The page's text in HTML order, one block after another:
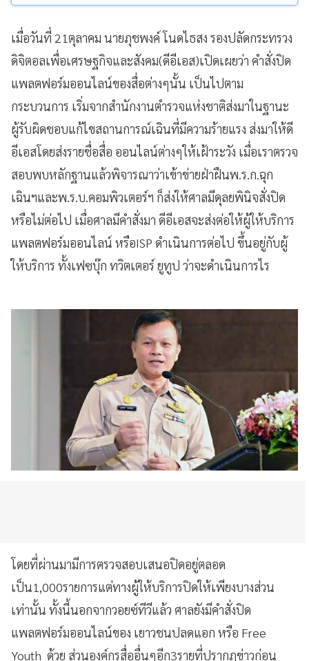
เมื่อวันที่ ​21​ตุลาคม​ นายภุชพงค์ ​โนดไธสง​ รองปลัดกระทรวง
ดิจิตอลเพื่อเศรษฐกิจและสังคม(ดีอีเอส)​เปิดเผยว่า​ คำสั่งปิด
แพลตฟอร์มออนไลน์​ของสื่อต่างๆนั้น เป็นไปตาม
กระบวนการ​ เริ่มจากสำนักงานตำรวจแห่งชาติ​ส่งมาในฐานะ​
ผู้รับผิดชอบแก้ไขสถานการณ์เฉินที่มีความร้ายแรง​ ส่งมาให้ดี
อีเอสโดยส่งรายชื่อสื่อ​ ออนไลน์ต่างๆให้เฝ้าระวัง​ ​เมื่อเราตรวจ
สอบพบหลักฐานแล้วพิจารณา​ว่าเข้าข่ายฝ่าฝืนพ.ร.ก.ฉุก
เฉินฯและพ.ร.บ.คอมพิวเตอร์ฯ​ ก็ส่งให้ศาลมีดุลยพินิจสั่งปิด
หรือไม่ต่อไป​ เมื่อศาลมีคำสั่งมา​ ดีอีเอสจะส่งต่อให้ผู้ให้บริการ
แพลตฟอร์มออนไลน์​ หรือISP ดำเนินการต่อไป​ ขึ้นอยู่กับผู้
ให้บริการ​ ทั้งเฟซบุ๊ก​ ทวิตเตอร์​ ยูทูป​ ว่าจะดำเนินการไร
โดยที่ผ่านมามีการตรวจสอบเสนอปิดอยู่ตลอด
เป็น1,000รายการแต่ทางผู้ให้บริการปิดให้เพียงบางส่วน
เท่านั้น ทั้งนี้นอกจากวอยซ์ทีวีแล้ว​ ศาลยังมีคำสั่งปิด
แพลตฟอร์มออนไลน์ของ​ เยาวชนปลดแอก​ หรือ​ Free
Youth ด้วย​ ส่วนองค์กรสื่ออื่นๆอีก3รายที่ปรากฏข่าวก่อน